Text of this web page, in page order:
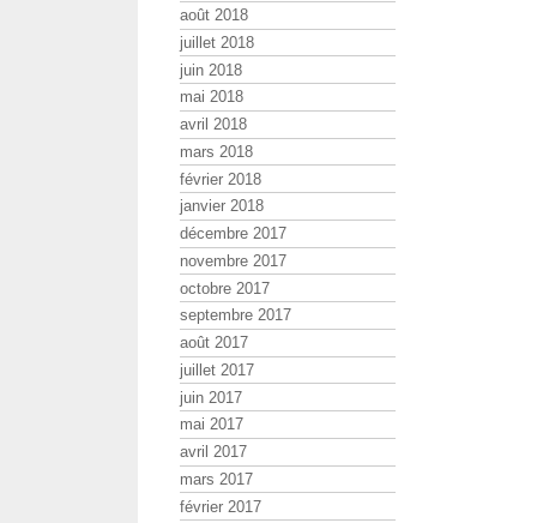
août 2018
juillet 2018
juin 2018
mai 2018
avril 2018
mars 2018
février 2018
janvier 2018
décembre 2017
novembre 2017
octobre 2017
septembre 2017
août 2017
juillet 2017
juin 2017
mai 2017
avril 2017
mars 2017
février 2017